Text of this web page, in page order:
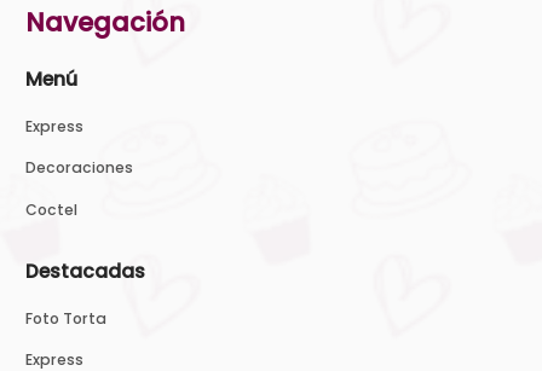
Navegación
Menú
Express
Decoraciones
Coctel
Destacadas
Foto Torta
Express